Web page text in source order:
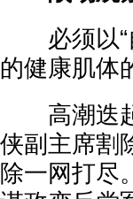
必须以“
的健康肌体
高潮迭起
侠副主席割
除一网打尽